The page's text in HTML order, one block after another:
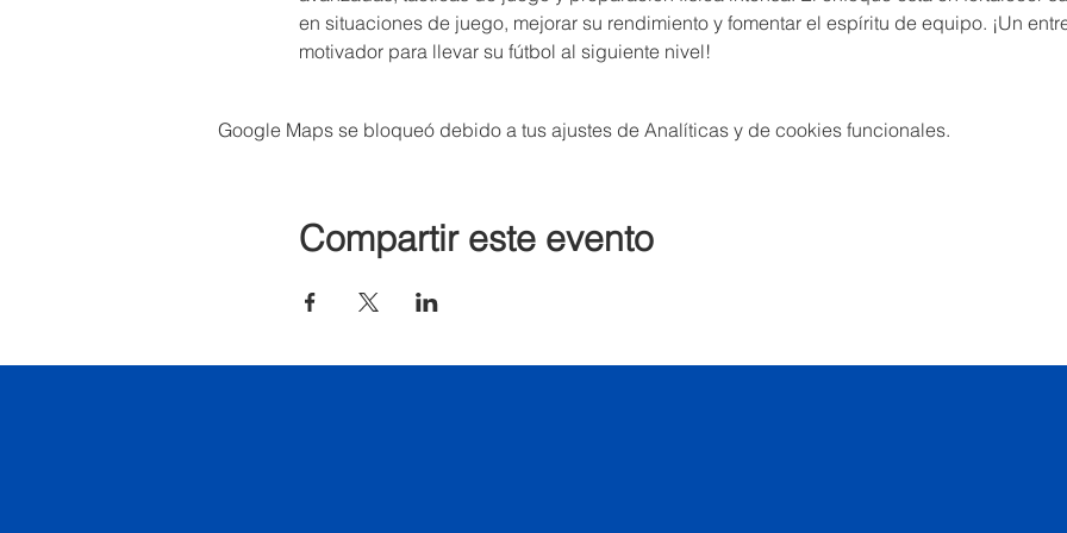
en situaciones de juego, mejorar su rendimiento y fomentar el espíritu de equipo. ¡Un
motivador para llevar su fútbol al siguiente nivel!
Google Maps se bloqueó debido a tus ajustes de Analíticas y de cookies funcionales.
Compartir este evento